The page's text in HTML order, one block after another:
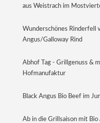
aus Weistrach im
Wunderschönes Rinderfell
Angus/Galloway Rind
Abhof Tag - Grillgenuss &
Hofmanufaktur
Black Angus Bio Beef im
Ab in die Grillsaison mit Bio